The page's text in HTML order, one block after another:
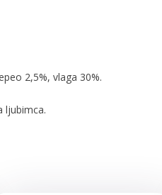
2,5%, vlaga 30%.
ljubimca.